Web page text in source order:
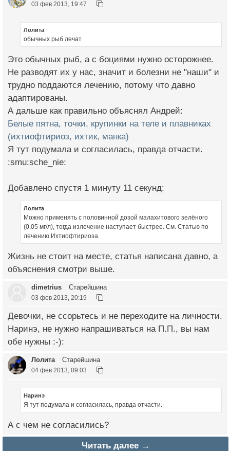
03 фев 2013, 19:47
Лолита
обычных рыб лечат
Это обычных рыб, а с боциями нужно осторожнее.
Не разводят их у нас, значит и болезни не "наши" и
трудно поддаются лечению, потому что давно
адаптированы.
А дальше как правильно объяснял Андрей:
Белые пятна, точки, крупинки на теле и плавниках
(ихтиофтириоз, ихтик, манка)
Я тут подумала и согласилась, правда отчасти.
:smu:sche_nie:
Добавлено спустя 1 минуту 11 секунд:
Лолита
Можно применять с половинной дозой малахитового зелёного
(0.05 мг/л), тогда излечение наступает быстрее. См. Статью по
лечению Ихтиофтириоза.
Жизнь не стоит на месте, статья написана давно, а
объяснения смотри выше.
dimetrius Старейшина
03 фев 2013, 20:19
Девочки, не ссорьтесь и не переходите на личности.
Наринэ, не нужно напрашиваться на П.П., вы нам
обе нужны :-):
Лолита Старейшина
04 фев 2013, 09:03
Наринэ
Я тут подумала и согласилась, правда отчасти.
А с чем не согласились?
Читать далее →